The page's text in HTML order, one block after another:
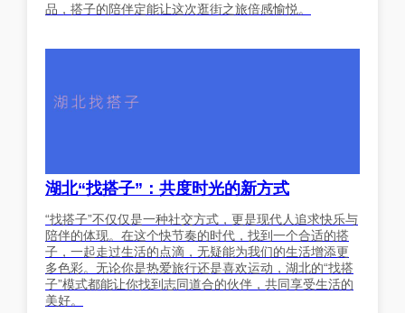
品，搭子的陪伴定能让这次逛街之旅倍感愉悦。
湖北“找搭子”：共度时光的新方式
“找搭子”不仅仅是一种社交方式，更是现代人追求快乐与
陪伴的体现。在这个快节奏的时代，找到一个合适的搭
子，一起走过生活的点滴，无疑能为我们的生活增添更
多色彩。无论你是热爱旅行还是喜欢运动，湖北的“找搭
子”模式都能让你找到志同道合的伙伴，共同享受生活的
美好。